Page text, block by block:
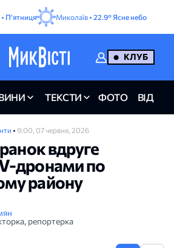
• Пʼятниця Миколаїв • 22.9° Ясне небо
КЛУБ
ТЕКСТИ ФОТО ВІДЕО
• 9:00, 07 червня, 2026
вдруге
дронами по
району
репортерка